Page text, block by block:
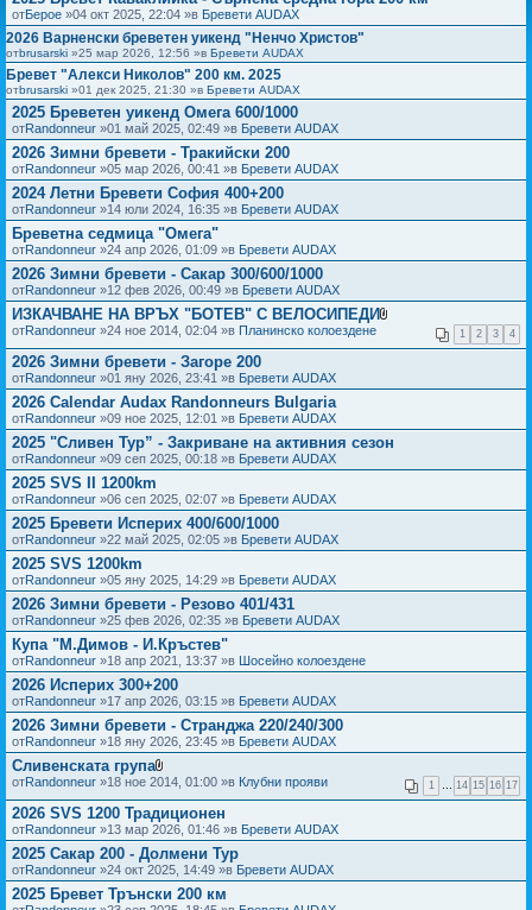
отБерое »04 окт 2025, 22:04 »в Бревети AUDAX
2026 Варненски бреветен уикенд "Ненчо Христов"
отbrusarski »25 мар 2026, 12:56 »в Бревети AUDAX
Бревет "Алекси Николов" 200 км. 2025
отbrusarski »01 дек 2025, 21:30 »в Бревети AUDAX
2025 Бреветен уикенд Омега 600/1000
отRandonneur »01 май 2025, 02:49 »в Бревети AUDAX
2026 Зимни бревети - Тракийски 200
отRandonneur »05 мар 2026, 00:41 »в Бревети AUDAX
2024 Летни Бревети София 400+200
отRandonneur »14 юли 2024, 16:35 »в Бревети AUDAX
Бреветна седмица "Омега"
отRandonneur »24 апр 2026, 01:09 »в Бревети AUDAX
2026 Зимни бревети - Сакар 300/600/1000
отRandonneur »12 фев 2026, 00:49 »в Бревети AUDAX
ИЗКАЧВАНЕ НА ВРЪХ "БОТЕВ" С ВЕЛОСИПЕДИ
и
н
(
)
й
о
)
1 2 3 4
отRandonneur »24 ное 2014, 02:04 »в Планинско колоездене
2026 Зимни бревети - Загоре 200
отRandonneur »01 яну 2026, 23:41 »в Бревети AUDAX
2026 Calendar Audax Randonneurs Bulgaria
отRandonneur »09 ное 2025, 12:01 »в Бревети AUDAX
2025 "Сливен Тур” - Закриване на активния сезон
отRandonneur »09 сеп 2025, 00:18 »в Бревети AUDAX
2025 SVS II 1200km
отRandonneur »06 сеп 2025, 02:07 »в Бревети AUDAX
2025 Бревети Исперих 400/600/1000
отRandonneur »22 май 2025, 02:05 »в Бревети AUDAX
2025 SVS 1200km
отRandonneur »05 яну 2025, 14:29 »в Бревети AUDAX
2026 Зимни бревети - Резово 401/431
отRandonneur »25 фев 2026, 02:35 »в Бревети AUDAX
Купа "М.Димов - И.Кръстев"
отRandonneur »18 апр 2021, 13:37 »в Шосейно колоездене
2026 Исперих 300+200
отRandonneur »17 апр 2026, 03:15 »в Бревети AUDAX
2026 Зимни бревети - Странджа 220/240/300
отRandonneur »18 яну 2026, 23:45 »в Бревети AUDAX
Сливенската група
П
к
а
ч
е
н
(
и
1 14 15 16 17
отRandonneur »18 ное 2014, 01:00 »в Клубни прояви
2026 SVS 1200 Традиционен
отRandonneur »13 мар 2026, 01:46 »в Бревети AUDAX
2025 Сакар 200 - Долмени Тур
отRandonneur »24 окт 2025, 14:49 »в Бревети AUDAX
2025 Бревет Трънски 200 км